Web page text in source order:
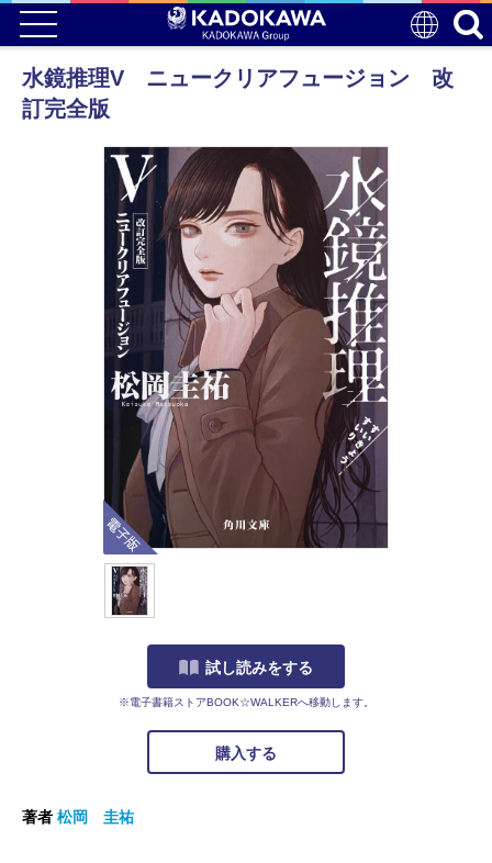
水鏡推理V ニュークリアフュージョン 改
訂完全版
電子版
試し読みをする
※電子書籍ストアBOOK☆WALKERへ移動します。
購入する
著者 松岡 圭祐